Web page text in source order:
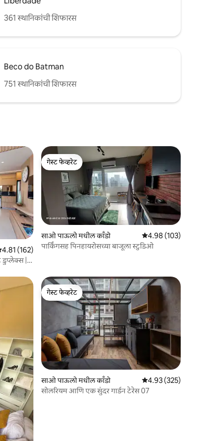
361 स्थानिकांची शिफारस
Beco do Batman
751 स्थानिकांची शिफारस
4.81 सरासरी रेटिंग, 162 रिव्ह्यूज
4.81 (162)
गेस्ट फेव्हरेट
गेस्ट फेव्हरेट
साओ पाऊलो मधील काँडो 5 पैकी 4.98 सरासरी रेटिंग,
4.98 (103)
पार्किंगसह पिनहायरोसच्या बाजूला स्टुडिओ
गेस्ट फेव्हरेट
गेस्ट फेव्हरेट
साओ पाऊलो मधील काँडो 5 पैकी 4.93 सरासरी रेटिंग,
4.93 (325)
सोलरियम आणि एक सुंदर गार्डन टेरेस 07